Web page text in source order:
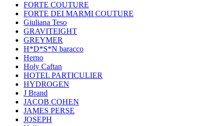
FORTE COUTURE
FORTE DEI MARMI COUTURE
Giuliana Teso
GRAVITEIGHT
GREYMER
H*D*S*N baracco
Herno
Holy Caftan
HOTEL PARTICULIER
HYDROGEN
J Brand
JACOB COHEN
JAMES PERSE
JOSEPH